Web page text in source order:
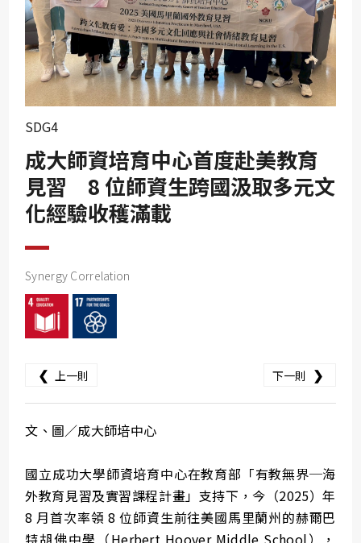
SDG6
SDG7
SDG8
SDG9
SDG11
SDG12
SDG13
SDG4
成大師資培育中心首度赴美教育
見習 8 位師資生跨國汲取多元文
化經驗收穫滿載
Synergy Correlation
❮ 上一則 下一則 ❯
文、圖／成大師培中心
國立成功大學師資培育中心在教育部「有教無界─海
外教育見習及實習課程計畫」支持下，今（2025）年
8 月首次率領 8 位師資生前往美國馬里蘭州的赫爾巴